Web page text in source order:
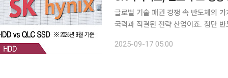
글로벌 기술 패권 경쟁 속 반도체의
국력과 직결된 전략 산업이죠. 첨단
듯 중요한 반도체는 명실상부한 한국
2025-09-17 05:00